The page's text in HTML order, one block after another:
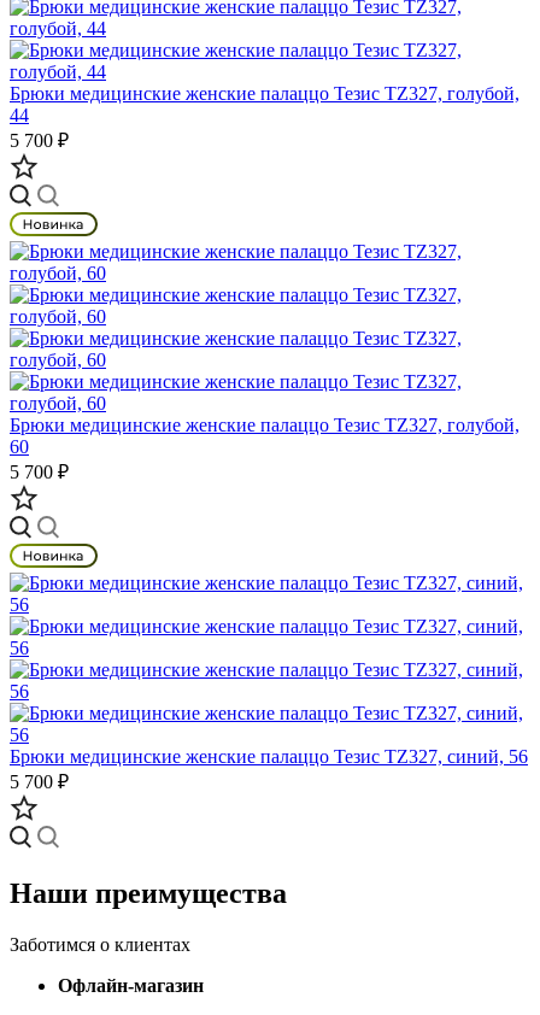
Брюки медицинские женские палаццо Тезис TZ327, голубой,
44
5 700 ₽
Брюки медицинские женские палаццо Тезис TZ327, голубой,
60
5 700 ₽
Брюки медицинские женские палаццо Тезис TZ327, синий, 56
5 700 ₽
Наши преимущества
Заботимся о клиентах
Офлайн-магазин